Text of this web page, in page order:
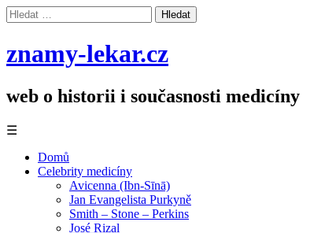
Vyhledávání
znamy-lekar.cz
web o historii i současnosti medicíny
☰
Domů
Celebrity medicíny
Avicenna (Ibn-Sīnā)
Jan Evangelista Purkyně
Smith – Stone – Perkins
José Rizal